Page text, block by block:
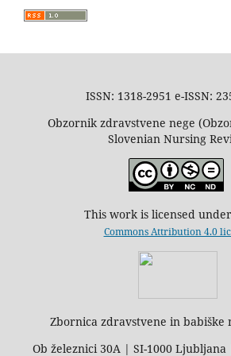
ISSN: 1318-2951 e-ISSN:
Obzornik zdravstvene nege
Slovenian Nursing
This work is licensed
Commons Attribution 4.0
Zbornica zdravstvene in babiške
Ob železnici 30A | SI-1000 Ljubljana